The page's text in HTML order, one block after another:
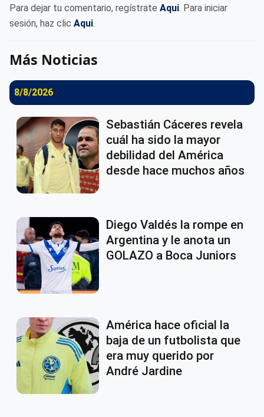
Para dejar tu comentario, regístrate Aqui. Para iniciar
sesión, haz clic Aqui.
Más Noticias
8/8/2026
Sebastián Cáceres revela
cuál ha sido la mayor
debilidad del América
desde hace muchos años
Diego Valdés la rompe en
Argentina y le anota un
GOLAZO a Boca Juniors
América hace oficial la
baja de un futbolista que
era muy querido por
André Jardine